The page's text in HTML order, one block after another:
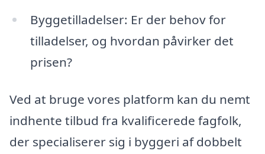
Byggetilladelser: Er der behov for
tilladelser, og hvordan påvirker det
prisen?
Ved at bruge vores platform kan du nemt
indhente tilbud fra kvalificerede fagfolk,
der specialiserer sig i byggeri af dobbelt